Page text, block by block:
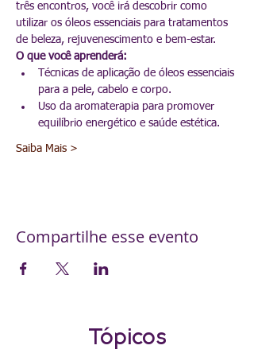
três encontros, você irá descobrir como
utilizar os óleos essenciais para tratamentos
de beleza, rejuvenescimento e bem-estar.
O que você aprenderá:
Técnicas de aplicação de óleos essenciais
para a pele, cabelo e corpo.
Uso da aromaterapia para promover
equilíbrio energético e saúde estética.
Saiba Mais >
Compartilhe esse evento
Tópicos